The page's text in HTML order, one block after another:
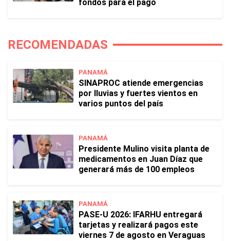
fondos para el pago
RECOMENDADAS
PANAMÁ
SINAPROC atiende emergencias
por lluvias y fuertes vientos en
varios puntos del país
PANAMÁ
Presidente Mulino visita planta de
medicamentos en Juan Díaz que
generará más de 100 empleos
PANAMÁ
PASE-U 2026: IFARHU entregará
tarjetas y realizará pagos este
viernes 7 de agosto en Veraguas